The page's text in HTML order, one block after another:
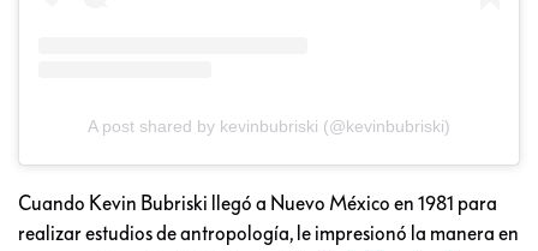
A post shared by kevinbubriski (@kevinbubriski)
Cuando Kevin Bubriski llegó a Nuevo México en 1981 para
realizar estudios de antropología, le impresionó la manera en